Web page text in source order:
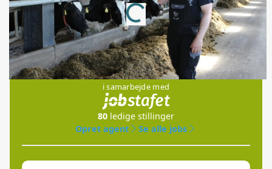
Loading...
Jobs
i samarbejde med
80 ledige stillinger
Opret agent
Se alle jobs